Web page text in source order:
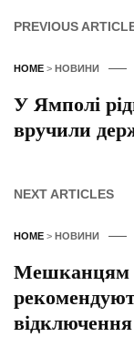
PREVIOUS
HOME > НОВИНИ
У Ямполі
вручили
NEXT ARTICLES
HOME > НОВИНИ
Мешканцям
відключення